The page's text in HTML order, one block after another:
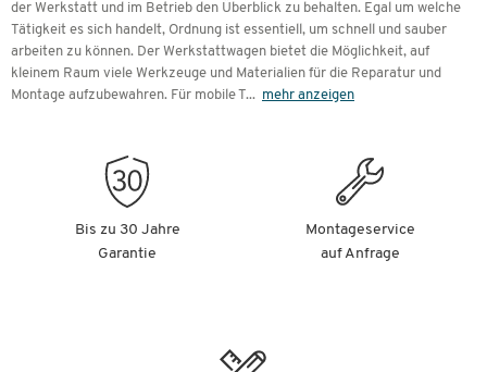
der Werkstatt und im Betrieb den Überblick zu behalten. Egal um welche
Tätigkeit es sich handelt, Ordnung ist essentiell, um schnell und sauber
arbeiten zu können. Der Werkstattwagen bietet die Möglichkeit, auf
kleinem Raum viele Werkzeuge und Materialien für die Reparatur und
Montage aufzubewahren. Für mobile T... mehr anzeigen
Bis zu 30 Jahre
Garantie
Montageservice
auf Anfrage